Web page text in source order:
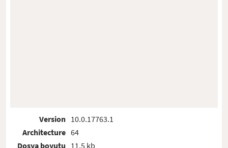
Version
Architecture
Dosya boyutu
10.0.17763.1
64
11.5 kb